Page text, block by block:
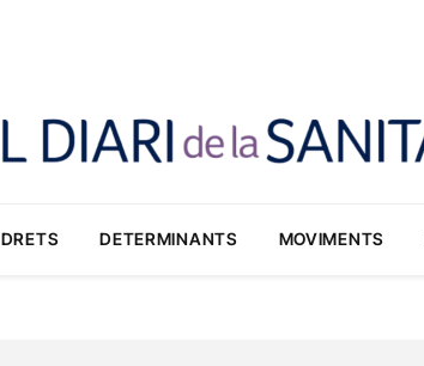
DRETS DETERMINANTS MOVIMENTS